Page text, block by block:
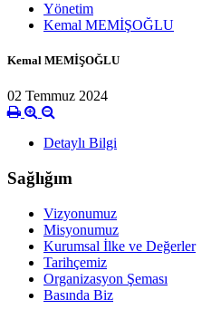
Yönetim
Kemal MEMİŞOĞLU
Kemal MEMİŞOĞLU
02 Temmuz 2024
Detaylı Bilgi
Sağlığım
Vizyonumuz
Misyonumuz
Kurumsal İlke ve Değerler
Tarihçemiz
Organizasyon Şeması
Basında Biz